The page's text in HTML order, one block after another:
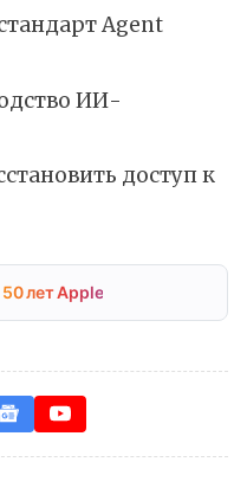
Agent
ИИ-
доступ к
лет Apple